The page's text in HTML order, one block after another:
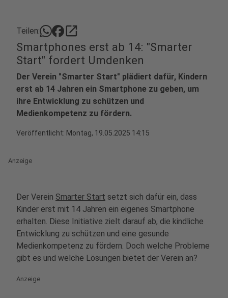
Teilen: open_in_new
Smartphones erst ab 14: "Smarter
Start" fordert Umdenken
Der Verein "Smarter Start" plädiert dafür, Kindern
erst ab 14 Jahren ein Smartphone zu geben, um
ihre Entwicklung zu schützen und
Medienkompetenz zu fördern.
Veröffentlicht: Montag, 19.05.2025 14:15
Anzeige
Der Verein Smarter Start setzt sich dafür ein, dass
Kinder erst mit 14 Jahren ein eigenes Smartphone
erhalten. Diese Initiative zielt darauf ab, die kindliche
Entwicklung zu schützen und eine gesunde
Medienkompetenz zu fördern. Doch welche Probleme
gibt es und welche Lösungen bietet der Verein an?
Anzeige